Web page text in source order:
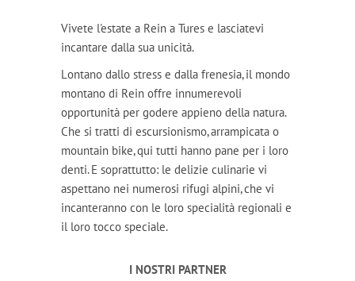
Vivete l'estate a Rein a Tures e lasciatevi
incantare dalla sua unicità.
Lontano dallo stress e dalla frenesia, il mondo
montano di Rein offre innumerevoli
opportunità per godere appieno della natura.
Che si tratti di escursionismo, arrampicata o
mountain bike, qui tutti hanno pane per i loro
denti. E soprattutto: le delizie culinarie vi
aspettano nei numerosi rifugi alpini, che vi
incanteranno con le loro specialità regionali e
il loro tocco speciale.
I NOSTRI PARTNER